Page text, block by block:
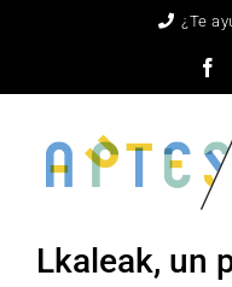
contenido
¿Te
Lkaleak, un